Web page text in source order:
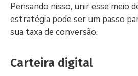
Pensando nisso, unir esse meio
estratégia pode ser um passo
sua taxa de conversão.
Carteira digital